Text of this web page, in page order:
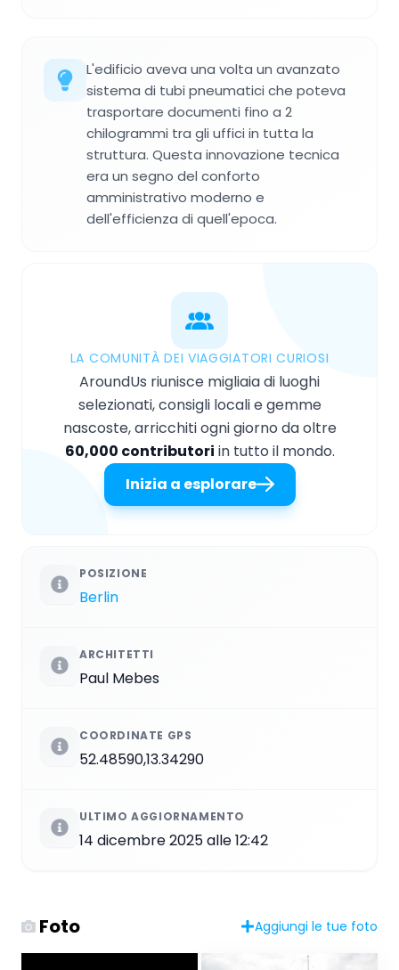
L'edificio aveva una volta un avanzato
sistema di tubi pneumatici che poteva
trasportare documenti fino a 2
chilogrammi tra gli uffici in tutta la
struttura. Questa innovazione tecnica
era un segno del conforto
amministrativo moderno e
dell'efficienza di quell'epoca.
LA COMUNITÀ DEI VIAGGIATORI CURIOSI
AroundUs riunisce migliaia di luoghi
selezionati, consigli locali e gemme
nascoste, arricchiti ogni giorno da oltre
60,000 contributori in tutto il mondo.
Inizia a esplorare
POSIZIONE
Berlin
ARCHITETTI
Paul Mebes
COORDINATE GPS
52.48590,13.34290
ULTIMO AGGIORNAMENTO
14 dicembre 2025 alle 12:42
Foto Aggiungi le tue foto